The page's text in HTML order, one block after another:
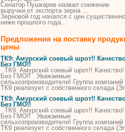
Сенатор Пушкарев назвал снижение
выручки от экспорта зерна ...
Зерновой год начался с цен существенно
ниже прошлого года...
Предложения на поставку
цены
ТК9: Амурский соевый шрот!!
Без ГМО!!
ТК9: Амурский соевый шрот!! Качество!
Без ГМО!! Уважаемые
сельхозпроизводители! Группа компаний
ТК9 реализует с собственного склада
ТК9: Амурский соевый шрот!!
Без ГМО!!
ТК9: Амурский соевый шрот!! Качество!
Без ГМО!! Уважаемые
сельхозпроизводители! Группа компаний
ТК9 реализует с собственного склада